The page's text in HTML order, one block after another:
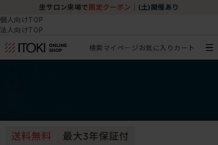
坐サロン来場で 限定クーポン (土)開催あり
個人向けTOP
法人向けTOP
検索マイページ お気に入り カート